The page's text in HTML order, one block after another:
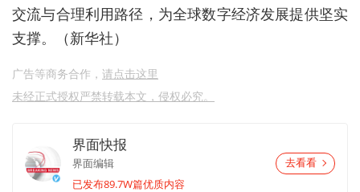
交流与合理利用路径，为全球数字经济发展提供坚实
支撑。（新华社）
广告等商务合作， 请点击这里
未经正式授权严禁转载本文，侵权必究。
界面快报
界面编辑
已发布89.7W篇优质内容
去看看